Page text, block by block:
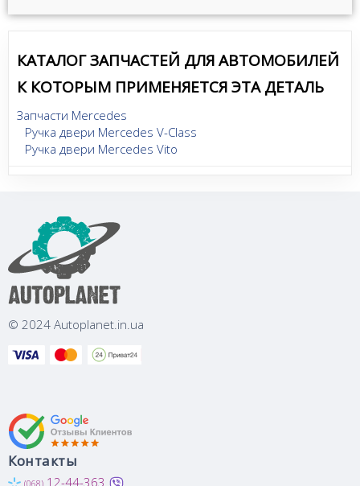
КАТАЛОГ ЗАПЧАСТЕЙ ДЛЯ АВТОМОБИЛЕЙ
К КОТОРЫМ ПРИМЕНЯЕТСЯ ЭТА ДЕТАЛЬ
Запчасти Mercedes
Ручка двери Mercedes V-Class
Ручка двери Mercedes Vito
© 2024 Autoplanet.in.ua
Контакты
(068) 12-44-363